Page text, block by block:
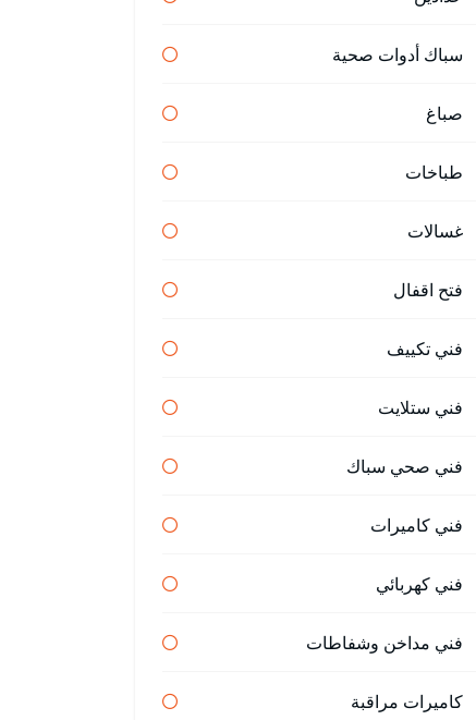
سباك أدوات صحية
صباغ
طباخات
غسالات
فتح اقفال
فني تكييف
فني ستلايت
فني صحي سباك
فني كاميرات
فني كهربائي
فني مداخن وشفاطات
كاميرات مراقبة